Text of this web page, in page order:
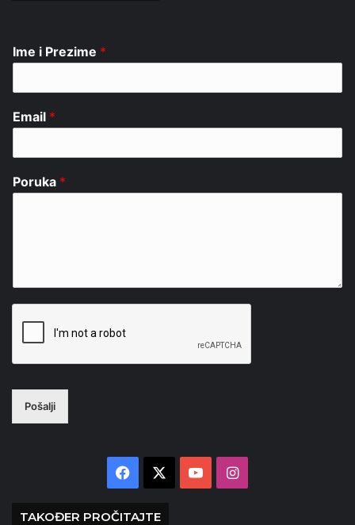
Ime i Prezime *
Email *
Poruka *
Pošalji
Facebook YouTubeInstagram
TAKOĐER PROČITAJTE